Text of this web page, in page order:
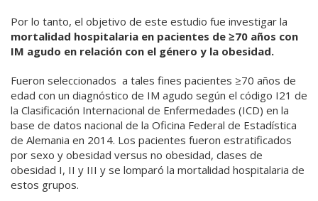
Por lo tanto, el objetivo de este estudio fue investigar la
mortalidad hospitalaria en pacientes de ≥70 años con
IM agudo en relación con el género y la obesidad.
Fueron seleccionados a tales fines pacientes ≥70 años de
edad con un diagnóstico de IM agudo según el código I21 de
la Clasificación Internacional de Enfermedades (ICD) en la
base de datos nacional de la Oficina Federal de Estadística
de Alemania en 2014. Los pacientes fueron estratificados
por sexo y obesidad versus no obesidad, clases de
obesidad I, II y III y se lomparó la mortalidad hospitalaria de
estos grupos.